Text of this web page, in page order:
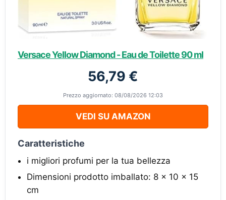
Versace Yellow Diamond - Eau de Toilette 90 ml
56,79 €
Prezzo aggiornato: 08/08/2026 12:03
VEDI SU AMAZON
Caratteristiche
i migliori profumi per la tua bellezza
Dimensioni prodotto imballato: 8 x 10 x 15
cm